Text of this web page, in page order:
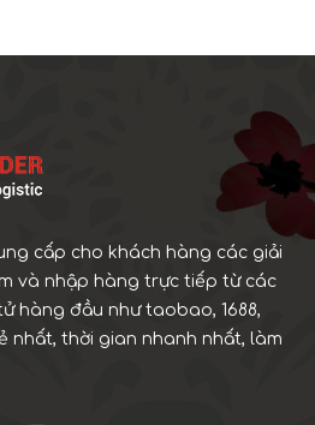
cấp cho khách hàng các giải
và nhập hàng trực tiếp từ các
hàng đầu như taobao, 1688,
nhất, thời gian nhanh nhất, làm